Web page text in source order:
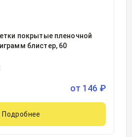
покрытые пленочной
блистер, 60
от 146 ₽
Подробнее